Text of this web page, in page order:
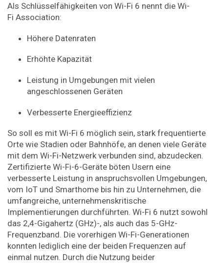
Als Schlüsselfähigkeiten von Wi-Fi 6 nennt die Wi-
Fi Association:
Höhere Datenraten
Erhöhte Kapazität
Leistung in Umgebungen mit vielen
angeschlossenen Geräten
Verbesserte Energieeffizienz
So soll es mit Wi-Fi 6 möglich sein, stark frequentierte
Orte wie Stadien oder Bahnhöfe, an denen viele Geräte
mit dem Wi-Fi-Netzwerk verbunden sind, abzudecken.
Zertifizierte Wi-Fi-6-Geräte böten Usern eine
verbesserte Leistung in anspruchsvollen Umgebungen,
vom IoT und Smarthome bis hin zu Unternehmen, die
umfangreiche, unternehmenskritische
Implementierungen durchführten. Wi-Fi 6 nutzt sowohl
das 2,4-Gigahertz (GHz)-, als auch das 5-GHz-
Frequenzband. Die vorerhigen Wi-Fi-Generationen
konnten lediglich eine der beiden Frequenzen auf
einmal nutzen. Durch die Nutzung beider